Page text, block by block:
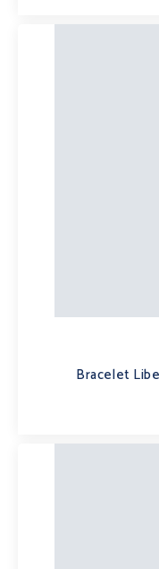
Bracelet